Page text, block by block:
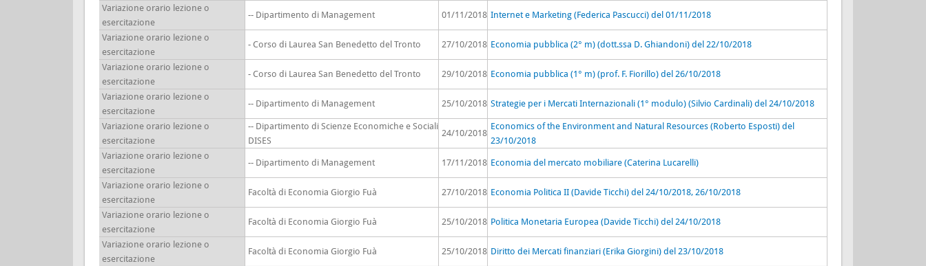
Variazione orario lezione o
esercitazione
-- Dipartimento di Management 01/11/2018 Internet e Marketing (Federica Pascucci) del 01/11/2018
Variazione orario lezione o
esercitazione
- Corso di Laurea San Benedetto del Tronto 27/10/2018 Economia pubblica (2° m) (dott.ssa D. Ghiandoni) del 22/10/2018
Variazione orario lezione o
esercitazione
- Corso di Laurea San Benedetto del Tronto 29/10/2018 Economia pubblica (1° m) (prof. F. Fiorillo) del 26/10/2018
Variazione orario lezione o
esercitazione
-- Dipartimento di Management 25/10/2018 Strategie per i Mercati Internazionali (1° modulo) (Silvio Cardinali) del 24/10/2018
Variazione orario lezione o
esercitazione
-- Dipartimento di Scienze Economiche e Sociali
DISES
24/10/2018
Economics of the Environment and Natural Resources (Roberto Esposti) del
23/10/2018
Variazione orario lezione o
esercitazione
-- Dipartimento di Management 17/11/2018 Economia del mercato mobiliare (Caterina Lucarelli)
Variazione orario lezione o
esercitazione
Facoltà di Economia Giorgio Fuà 27/10/2018 Economia Politica II (Davide Ticchi) del 24/10/2018, 26/10/2018
Variazione orario lezione o
esercitazione
Facoltà di Economia Giorgio Fuà 25/10/2018 Politica Monetaria Europea (Davide Ticchi) del 24/10/2018
Variazione orario lezione o
esercitazione
Facoltà di Economia Giorgio Fuà 25/10/2018 Diritto dei Mercati finanziari (Erika Giorgini) del 23/10/2018